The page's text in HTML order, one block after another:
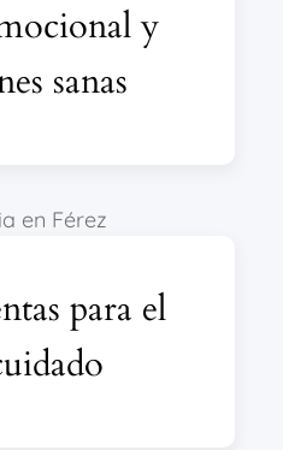
y
sanas
para el